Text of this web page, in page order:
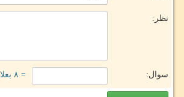
نظر:
سوال: = ۸ بعلاوه ۲